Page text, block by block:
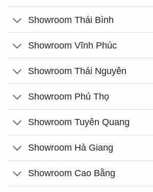
Showroom Thái Bình
Showroom Vĩnh Phúc
Showroom Thái Nguyên
Showroom Phú Thọ
Showroom Tuyên Quang
Showroom Hà Giang
Showroom Cao Bằng